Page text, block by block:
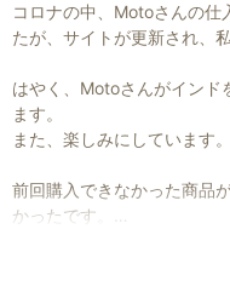
コロナの中、Motoさんの仕
たが、サイトが更新され、
はやく、Motoさんがインド
ます。
また、楽しみにしています。
前回購入できなかった商品
かったです。